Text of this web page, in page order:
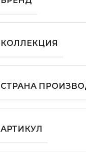
КОЛЛЕКЦИЯ
СТРАНА
АРТИКУЛ